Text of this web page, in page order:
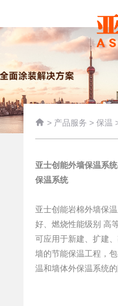
 > 产品服务 > 保温
亚士创能外墙保温系
保温系统
亚士创能岩棉外墙保
好、燃烧性能级别 高
可应用于新建、扩建
墙的节能保温工程，
温和墙体外保温系统